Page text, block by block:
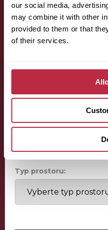
our social media,
may combine it with other
provided to them or that
of their services.
E-mail (povinné):
Odhadovaná plocha
Typ prostoru: